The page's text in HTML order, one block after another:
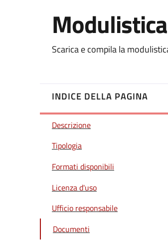
Scarica e compila la
INDICE DELLA PAGINA
Descrizione
Tipologia
Formati disponibili
Licenza d'uso
Ufficio responsabile
Documenti